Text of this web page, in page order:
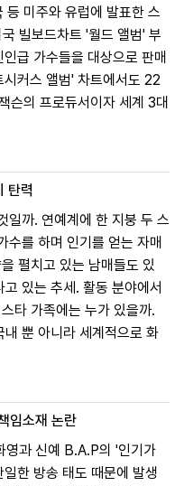
등 미주와 유럽에 발표한 스
빌보드차트 '월드 앨범' 부
급 가수들을 대상으로 판매
커스 앨범' 차트에서도 22
슨의 프로듀서이자 세계 3대
탄력
까. 연예계에 한 지붕 두 스
수를 하며 인기를 얻는 자매
펼치고 있는 남매들도 있
있는 추세. 활동 분야에서
타 가족에는 누가 있을까.
뿐 아니라 세계적으로 화
임소재 논란
영과 신예 B.A.P의 '인기가
한 방송 태도 때문에 발생